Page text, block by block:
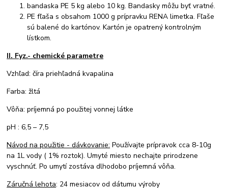
bandaska PE 5 kg alebo 10 kg. Bandasky môžu byť vratné.
PE fľaša s obsahom 1000 g prípravku RENA limetka. Fľaše
sú balené do kartónov. Kartón je opatrený kontrolným
lístkom.
II. Fyz.- chemické parametre
Vzhľad: číra priehľadná kvapalina
Farba: žltá
Vôňa: príjemná po použitej vonnej látke
pH : 6,5 – 7,5
Návod na použitie - dávkovanie: Používajte prípravok cca 8-10g
na 1L vody ( 1% roztok). Umyté miesto nechajte prirodzene
vyschnúť. Po umytí zostáva dlhodobo príjemná vôňa.
Záručná lehota: 24 mesiacov od dátumu výroby